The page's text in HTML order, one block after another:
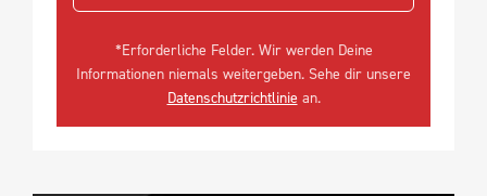
*Erforderliche Felder. Wir werden Deine
Informationen niemals weitergeben. Sehe dir unsere
Datenschutzrichtlinie an.